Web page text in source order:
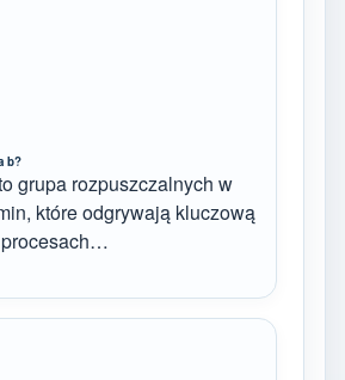
b?
grupa rozpuszczalnych w
które odgrywają kluczową